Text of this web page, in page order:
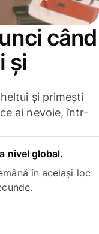
când
și
și primești
ai nevoie, într-
nivel global.
în același loc